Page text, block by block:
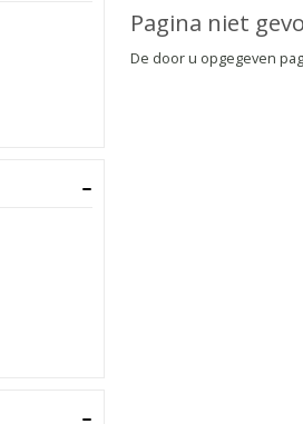
Pagina niet
De door u opgegeven